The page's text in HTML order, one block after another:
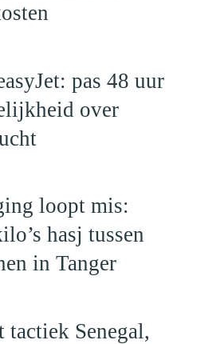
pas 48 uur
over
loopt mis:
hasj tussen
in Tanger
tactiek Senegal,